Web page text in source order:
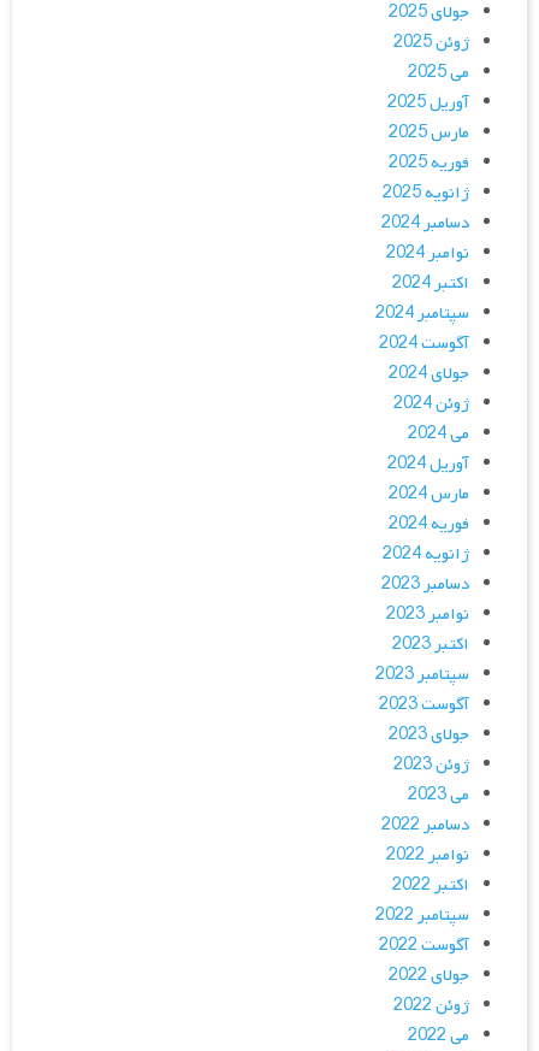
جولای 2025
ژوئن 2025
می 2025
آوریل 2025
مارس 2025
فوریه 2025
ژانویه 2025
دسامبر 2024
نوامبر 2024
اکتبر 2024
سپتامبر 2024
آگوست 2024
جولای 2024
ژوئن 2024
می 2024
آوریل 2024
مارس 2024
فوریه 2024
ژانویه 2024
دسامبر 2023
نوامبر 2023
اکتبر 2023
سپتامبر 2023
آگوست 2023
جولای 2023
ژوئن 2023
می 2023
دسامبر 2022
نوامبر 2022
اکتبر 2022
سپتامبر 2022
آگوست 2022
جولای 2022
ژوئن 2022
می 2022